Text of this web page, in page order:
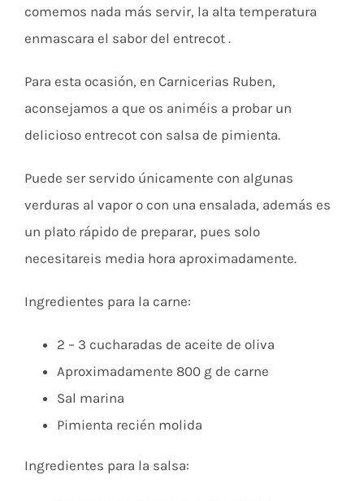
comemos nada más servir, la alta temperatura
enmascara el sabor del entrecot .
Para esta ocasión, en Carnicerias Ruben,
aconsejamos a que os animéis a probar un
delicioso entrecot con salsa de pimienta.
Puede ser servido únicamente con algunas
verduras al vapor o con una ensalada, además es
un plato rápido de preparar, pues solo
necesitareis media hora aproximadamente.
Ingredientes para la carne:
2 – 3 cucharadas de aceite de oliva
Aproximadamente 800 g de carne
Sal marina
Pimienta recién molida
Ingredientes para la salsa: